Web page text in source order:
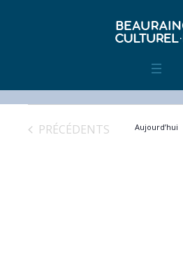
ÉVÈNEMENTS
PRÉCÉDENTS Aujourd’hui